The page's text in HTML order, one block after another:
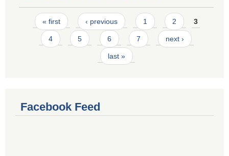
Pages
« first ‹ previous 1 2 3
4 5 6 7 next ›
last »
Facebook Feed